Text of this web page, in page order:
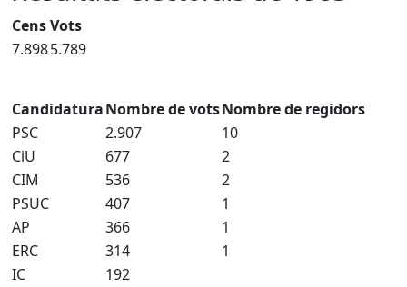
CensVots
7.8985.789
CandidaturaNombre de votsNombre de regidors
PSC
2.907
10
CiU
677
2
CIM
536
2
PSUC
407
1
AP
366
1
ERC
314
1
IC
192